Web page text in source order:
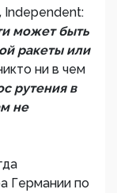
Independеnt:
может быть
ракеты или
ни в чем
рутения в
не
Германии по